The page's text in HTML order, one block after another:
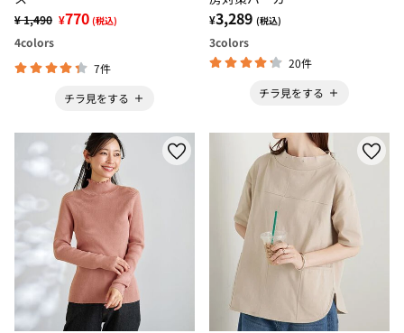
¥ 1,490 ¥770 (税込)
4colors
7件
チラ見をする
¥3,289 (税込)
3colors
20件
チラ見をする